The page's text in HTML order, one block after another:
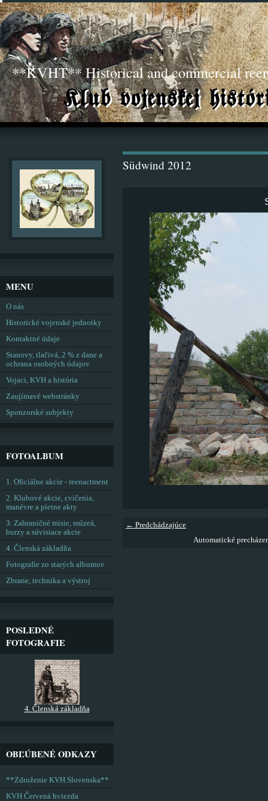
**KVHT** Historical and commercial
Südwind 2012
← Predchádzajúce
Automatické
MENU
O nás
Historické vojenské jednotky
Kontaktné údaje
Stanovy, tlačivá, 2 % z dane a
ochrana osobných údajov
Vojaci, KVH a história
Zaujímavé webstránky
Sponzorské subjekty
FOTOALBUM
1. Oficiálne akcie - reenactment
2. Klubové akcie, cvičenia,
manévre a pietne akty
3. Zahraničné misie, múzeá,
burzy a súvisiace akcie
4. Členská základňa
Fotografie zo starých albumov
Zbrane, technika a výstroj
POSLEDNÉ
FOTOGRAFIE
4. Členská základňa
OBĽÚBENÉ ODKAZY
**Združenie KVH Slovenska**
KVH Červená hviezda